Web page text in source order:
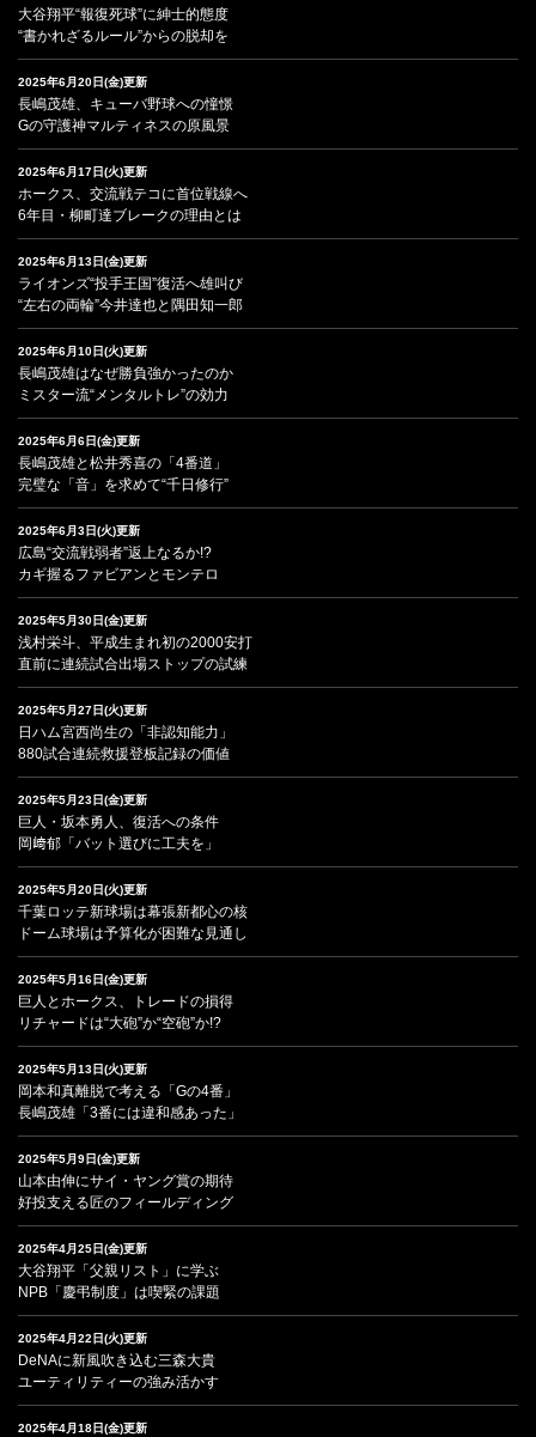
大谷翔平“報復死球”に紳士的態度
“書かれざるルール”からの脱却を
2025年6月20日(金)更新
長嶋茂雄、キューバ野球への憧憬
Gの守護神マルティネスの原風景
2025年6月17日(火)更新
ホークス、交流戦テコに首位戦線へ
6年目・柳町達ブレークの理由とは
2025年6月13日(金)更新
ライオンズ“投手王国”復活へ雄叫び
“左右の両輪”今井達也と隅田知一郎
2025年6月10日(火)更新
長嶋茂雄はなぜ勝負強かったのか
ミスター流“メンタルトレ”の効力
2025年6月6日(金)更新
長嶋茂雄と松井秀喜の「4番道」
完璧な「音」を求めて“千日修行”
2025年6月3日(火)更新
広島“交流戦弱者”返上なるか!?
カギ握るファビアンとモンテロ
2025年5月30日(金)更新
浅村栄斗、平成生まれ初の2000安打
直前に連続試合出場ストップの試練
2025年5月27日(火)更新
日ハム宮西尚生の「非認知能力」
880試合連続救援登板記録の価値
2025年5月23日(金)更新
巨人・坂本勇人、復活への条件
岡﨑郁「バット選びに工夫を」
2025年5月20日(火)更新
千葉ロッテ新球場は幕張新都心の核
ドーム球場は予算化が困難な見通し
2025年5月16日(金)更新
巨人とホークス、トレードの損得
リチャードは“大砲”か“空砲”か!?
2025年5月13日(火)更新
岡本和真離脱で考える「Gの4番」
長嶋茂雄「3番には違和感あった」
2025年5月9日(金)更新
山本由伸にサイ・ヤング賞の期待
好投支える匠のフィールディング
2025年4月25日(金)更新
大谷翔平「父親リスト」に学ぶ
NPB「慶弔制度」は喫緊の課題
2025年4月22日(火)更新
DeNAに新風吹き込む三森大貴
ユーティリティーの強み活かす
2025年4月18日(金)更新